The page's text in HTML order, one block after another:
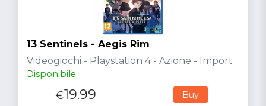
13 Sentinels - Aegis Rim
Videogiochi - Playstation 4 - Azione - Import
Disponibile
€19.99 Buy